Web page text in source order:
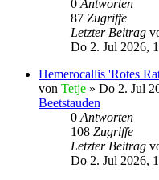
0 Antworten
87 Zugriffe
Letzter Beitrag
Do 2. Jul 2026,
Hemerocallis 'Rotes
von Tetje » Do 2. Jul
Beetstauden
0 Antworten
108 Zugriffe
Letzter Beitrag
Do 2. Jul 2026,